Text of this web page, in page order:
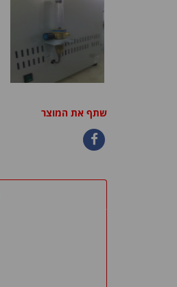
שתף את המוצר